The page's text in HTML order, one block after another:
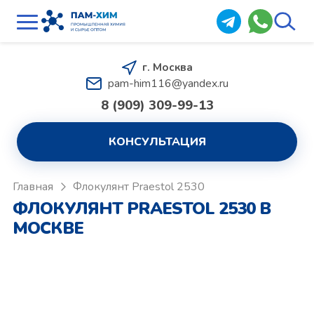
г. Москва
pam-him116@yandex.ru
8 (909) 309-99-13
КОНСУЛЬТАЦИЯ
Главная Флокулянт Praestol 2530
ФЛОКУЛЯНТ PRAESTOL 2530 В
МОСКВЕ